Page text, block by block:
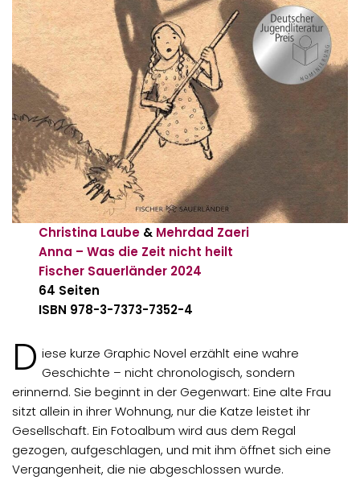
Christina Laube & Mehrdad Zaeri
Anna – Was die Zeit nicht heilt
Fischer Sauerländer 2024
64 Seiten
ISBN 978-3-7373-7352-4
D iese kurze Graphic Novel erzählt eine wahre
Geschichte – nicht chronologisch, sondern
erinnernd. Sie beginnt in der Gegenwart: Eine alte Frau
sitzt allein in ihrer Wohnung, nur die Katze leistet ihr
Gesellschaft. Ein Fotoalbum wird aus dem Regal
gezogen, aufgeschlagen, und mit ihm öffnet sich eine
Vergangenheit, die nie abgeschlossen wurde.